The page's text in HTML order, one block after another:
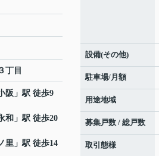
丁目
阪 」駅 徒歩9
和 」駅 徒歩20
里 」駅 徒歩14
設備(その他)
駐車場/月額
用途地域
募集戸数 / 総戸数
取引態様